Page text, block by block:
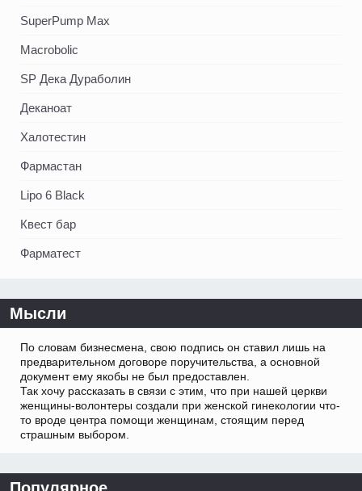
SuperPump Max
Macrobolic
SP Дека Дураболин
Деканоат
Халотестин
Фармастан
Lipo 6 Black
Квест бар
Фарматест
Мысли
По словам бизнесмена, свою подпись он ставил лишь на
предварительном договоре поручительства, а основной
документ ему якобы не был предоставлен.
Так хочу рассказать в связи с этим, что при нашей церкви
женщины-волонтеры создали при женской гинекологии что-
то вроде центра помощи женщинам, стоящим перед
страшным выбором.